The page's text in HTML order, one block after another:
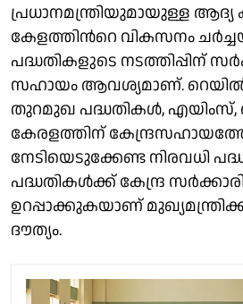
പ്രധാനമന്ത്രിയുമായുള്ള ആദ്യ
കേളത്തിന്‍റെ വികസനം
പദ്ധതികളുടെ നടത്തിപ്പിന്‌
സഹായം ആവശ്യമാണ്.
തുറമുഖ പദ്ധതികൾ, എയിംസ്,
കേരളത്തിന്
നേടിയെടുക്കേണ്ട നിരവധി
പദ്ധതികൾക്ക് കേന്ദ്ര
ഉറപ്പാക്കുകയാണ്‌
ദൗത്യം.